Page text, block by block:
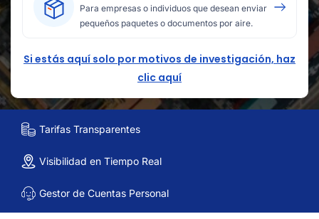
Para empresas o individuos que desean enviar
pequeños paquetes o documentos por aire.
Si estás aquí solo por motivos de investigación, haz
clic aquí
Tarifas Transparentes
Visibilidad en Tiempo Real
Gestor de Cuentas Personal